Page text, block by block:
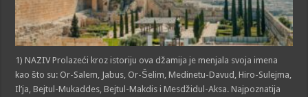
1) NAZIV Prolazeći kroz istoriju ova džamija je menjala svoja imena
kao što su: Or-Salem, Jabus, Or-Šelim, Medinetu-Davud, Hiro-Sulejma,
Il’ja, Bejtul-Mukaddes, Bejtul-Makdis i Mesdžidul-Aksa. Najpoznatija